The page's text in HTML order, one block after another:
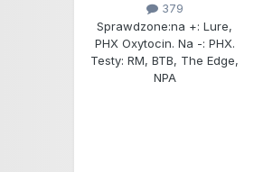
379
Sprawdzone:na +: Lure,
PHX Oxytocin. Na -: PHX.
Testy: RM, BTB, The Edge,
NPA